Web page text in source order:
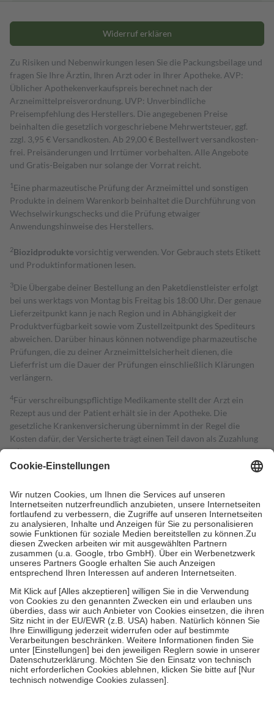
Widerruf erklären
Zu Risiken und Nebenwirkungen lesen Sie die Packungsbeilage und
fragen Sie Ihre Ärztin, Ihren Arzt oder in Ihrer Apotheke. AVP:
Üblicher Apothekenverkaufspreis berechnet nach der
Arzneimittelpreisverordnung. UVP: Unverbindliche
Preisempfehlung des Herstellers. Die angegebenen Preise
beinhalten die gesetzlich vorgeschriebene Mehrwertsteuer, ggf.
zzgl. 3,95 € Versandkosten. Ab 29,00 € Bestell­wert versand­kosten­
frei. Preisänderungen und Irrtümer vorbehalten. Alle Angebote
und Gratis-Beigaben nur solange der Vorrat reicht.
1 Eine pharmazeutische Prüfung der Arzneimittel und sonstigen
Produkte in deinem Warenkorb beinhaltet die Durchführung von
Wechselwirkungschecks und die Prüfung etwaiger
Anwendungshinweise des Herstellers.
2Biozidproduktevorsichtig verwenden. Vor Gebrauch stets Etikett
und Produktinformationen lesen.
3Die Übergabe deiner Bestellung an den Paketdienstleister erfolgt
bei uns werktags von Montag bis Freitag bis 18:00 Uhr. Der genaue
Lieferzeitpunkt kann je nach Region und in Abhängigkeit der
Produktverfügbarkeit sowie vom Zustellzeitpunkt des Spediteurs
abweichen. Darüber hinaus können notwendige pharmazeutische
Prüfungen, die zu deiner Arzneimittelsicherheit dienen, die
Lieferfrist um die Dauer der Prüfungen einschließlich Klärungen
verlängern.
4Für verschreibungspflichtige Medikamente stellt der Arzt ein
Rezept aus und der Patient erhält sie in der Apotheke. Die
gesetzliche Krankenversicherung übernimmt in der Regel die
Kosten dafür, der Versicherte trägt einen Teil davon als Zuzahlung
mit.
Grundsätzlich leisten Mitglieder Zuzahlungen in Höhe von zehn
höchstens zehn Euro.
Es sind jedoch nie mehr als die tatsächlichen
Kosten der Leistung zu entrichten.
Diese Regeln gelten grundsätzlich auch für Online-Apotheken.
Bei Heilmitteln und häuslicher Krankenpflege beträgt die
Zuzahlung zehn Prozent der Kosten sowie zehn Euro je
Verordnung.
Um das Engagement der Versicherten für ihre eigene Gesundheit zu
stärken und die besondere Stellung der Familie zu unterstützen,
fallenkeine Zuzahlungenan bei:
• Kindern und Jugendlichen bis zum vollendeten 18. Lebensjahr
mit Ausnahme der Fahrkosten
• Untersuchungen zur Vorsorge und Früherkennung, die von der
GKV getragen werden
• empfohlenen Schutzimpfungen
• Harn- und Blutteststreifen